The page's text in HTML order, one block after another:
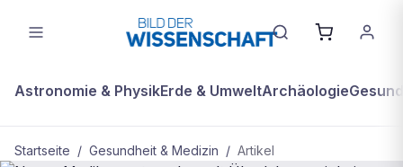
Astronomie & PhysikErde & UmweltArchäologie
Startseite / Gesundheit & Medizin / Artikel